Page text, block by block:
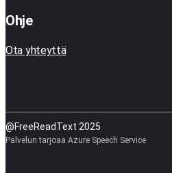
Ohje
Ota yhteyttä
@FreeReadText 2025
Palvelun tarjoaa Azure Speech Service